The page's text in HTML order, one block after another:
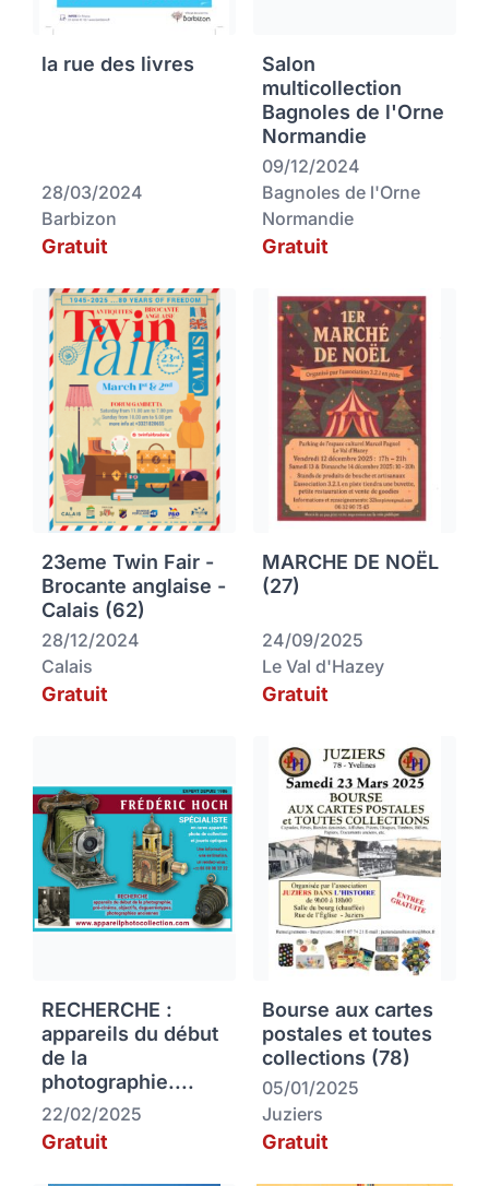
la rue des livres
28/03/2024
Barbizon
Gratuit
Salon
multicollection
Bagnoles de l'Orne
Normandie
09/12/2024
Bagnoles de l'Orne
Normandie
Gratuit
23eme Twin Fair -
Brocante anglaise -
Calais (62)
28/12/2024
Calais
Gratuit
MARCHE DE NOËL
(27)
24/09/2025
Le Val d'Hazey
Gratuit
RECHERCHE :
appareils du début
de la
photographie....
22/02/2025
Gratuit
Bourse aux cartes
postales et toutes
collections (78)
05/01/2025
Juziers
Gratuit